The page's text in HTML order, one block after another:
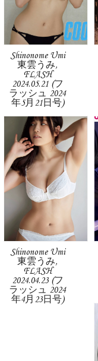
Shinonome Umi
東雲うみ,
FLASH
2024.05.21 (フ
ラッシュ 2024
年5月21日号)
Shinonome Umi
東雲うみ,
FLASH
2024.04.23 (フ
ラッシュ 2024
年4月23日号)